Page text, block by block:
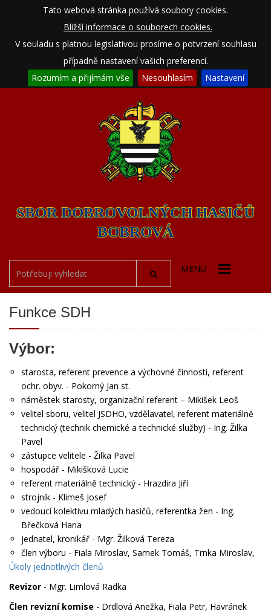
Tato webová stránka používá soubory cookies.
Bližší informace o souborech cookies.
V souladu s platnou legislativou prosíme o potvrzení souhlasu
případně nastavení vašich preferencí.
Rozumím a přijímám vše
Nesouhlasím Nastavení
SBOR DOBROVOLNÝCH HASIČŮ
BOBROVÁ
MENU
Funkce SDH
Výbor:
starosta, referent prevence a výchovné činnosti, referent
ochr. obyv. - Pokorný Jan st.
náměstek starosty, organizační referent – Mikišek Leoš
velitel sboru, velitel JSDHO, vzdělavatel, referent materiálně
technický (technik chemické a technické služby) - Ing. Žilka
Pavel
zástupce velitele - Žilka Pavel
hospodář - Mikišková Lucie
referent materiálně technický - Hrazdira Jiří
strojník - Klimeš Josef
vedoucí kolektivu mladých hasičů, referentka žen - Ing.
Břečková Hana
jednatel, kronikář - Mgr. Žilková Tereza
člen výboru - Fiala Miroslav, Samek Tomáš, Trnka Miroslav,
Úkoly jednotlivých členů
Revizor - Mgr. Limlová Radka
Člen revizní komise - Drdlová Anežka, Fiala Petr, Havránek